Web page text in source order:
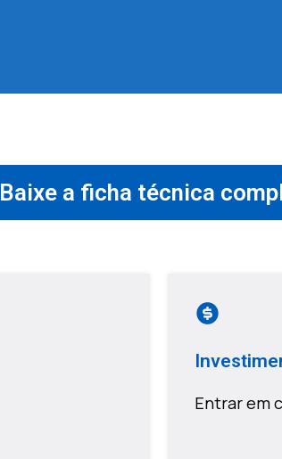
Baixe a ficha técnica
Entrar em